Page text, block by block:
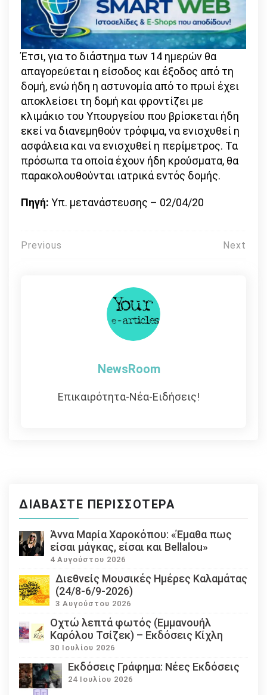
Έτσι, για το διάστημα των 14 ημερών θα
απαγορεύεται η είσοδος και έξοδος από τη
δομή, ενώ ήδη η αστυνομία από το πρωί έχει
αποκλείσει τη δομή και φροντίζει με
κλιμάκιο του Υπουργείου που βρίσκεται ήδη
εκεί να διανεμηθούν τρόφιμα, να ενισχυθεί η
ασφάλεια και να ενισχυθεί η περίμετρος. Τα
πρόσωπα τα οποία έχουν ήδη κρούσματα, θα
παρακολουθούνται ιατρικά εντός δομής.
Πηγή: Υπ. μετανάστευσης – 02/04/20
Πλοήγηση
Previous Next
NewsRoom
Επικαιρότητα-Νέα-Ειδήσεις!
ΔΙΑΒΆΣΤΕ ΠΕΡΙΣΣΌΤΕΡΑ
Άννα Μαρία Χαροκόπου: «Έμαθα πως
είσαι μάγκας, είσαι και Bellalou»
4 Αυγούστου 2026
Διεθνείς Μουσικές Ημέρες Καλαμάτας
(24/8-6/9-2026)
3 Αυγούστου 2026
Οχτώ λεπτά φωτός (Εμμανουήλ
Καρόλου Τσίζεκ) – Εκδόσεις Κίχλη
30 Ιουλίου 2026
Εκδόσεις Γράφημα: Νέες Εκδόσεις
24 Ιουλίου 2026